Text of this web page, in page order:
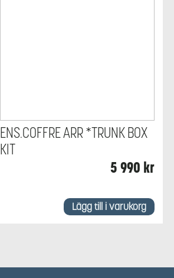
ENS.COFFRE ARR *TRUNK BOX
KIT
5 990 kr
Lägg till i varukorg